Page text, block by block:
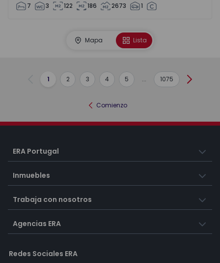
7 3 122 186 2673 1
Mapa Lista
Anterior
1 2 3 4 5 ... 1075
Comienzo
ERA Portugal
Inmuebles
Trabaja con nosotros
Agencias ERA
Redes Sociales ERA